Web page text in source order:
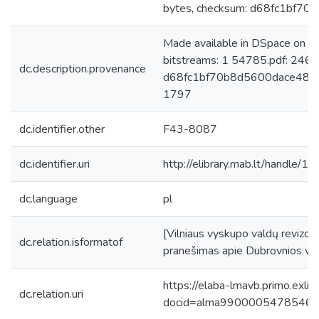
bytes, checksum:
dc.description.provenance
Made available in DSpace on
bitstreams: 1 54785.pdf:
1797
dc.identifier.other F43-8087
dc.identifier.uri http://elibrary.mab.lt/handle/1/
dc.language pl
dc.relation.isformatof
[Vilniaus vyskupo valdų
pranešimas apie Dubrovnios
dc.relation.uri
https://elaba-